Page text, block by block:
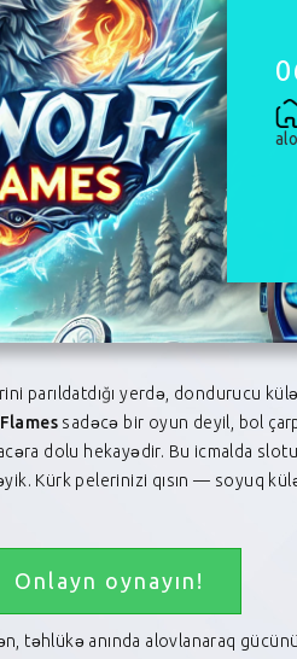
parıldatdığı yerdə, dondurucu
sadəcə bir oyun deyil, bol
dolu hekayədir. Bu icmalda
pelerinizi qısın — soyuq
Onlayn oynayın!
təhlükə anında alovlanaraq